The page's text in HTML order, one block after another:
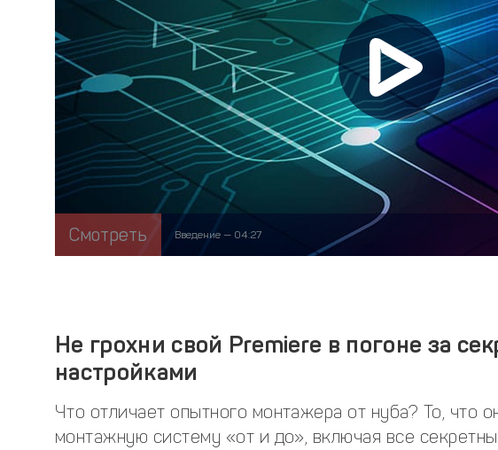
Смотреть Введение — 04:27
Не грохни свой Premiere в погоне за
настройками
Что отличает опытного монтажера от нуба? То, что
монтажную систему «от и до», включая все